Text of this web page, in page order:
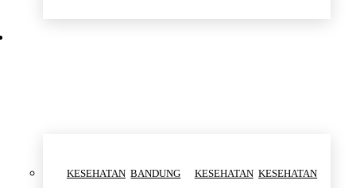
KESEHATAN BANDUNG KESEHATAN KESEHATAN